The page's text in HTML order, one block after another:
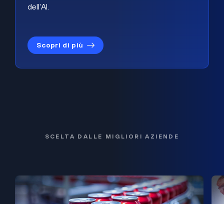
dell'AI.
Scopri di più
SCELTA DALLE MIGLIORI AZIENDE